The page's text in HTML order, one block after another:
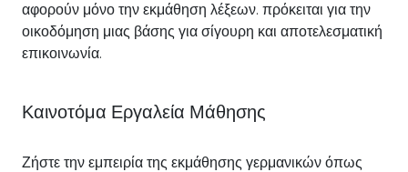
αφορούν μόνο την εκμάθηση λέξεων. πρόκειται για την
οικοδόμηση μιας βάσης για σίγουρη και αποτελεσματική
επικοινωνία.
Καινοτόμα Εργαλεία Μάθησης
Ζήστε την εμπειρία της εκμάθησης γερμανικών όπως